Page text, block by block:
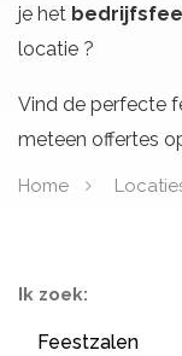
je het
locatie ?
Vind de perfecte
meteen offertes
Home
Ik zoek:
Feestzalen